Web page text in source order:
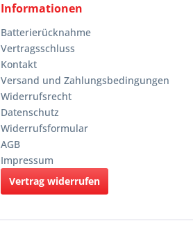
Informationen
Batterierücknahme
Vertragsschluss
Kontakt
Versand und Zahlungsbedingungen
Widerrufsrecht
Datenschutz
Widerrufsformular
AGB
Impressum
Vertrag widerrufen